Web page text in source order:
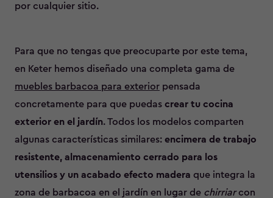
por cualquier sitio.
Para que no tengas que preocuparte por este tema,
en Keter hemos diseñado una completa gama de
muebles barbacoa para exterior pensada
concretamente para que puedas crear tu cocina
exterior en el jardín. Todos los modelos comparten
algunas características similares: encimera de trabajo
resistente, almacenamiento cerrado para los
utensilios y un acabado efecto madera que integra la
zona de barbacoa en el jardín en lugar de chirriarcon